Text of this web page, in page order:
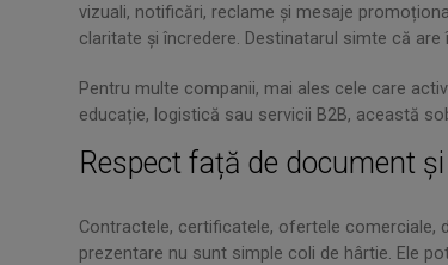
vizuali, notificări, reclame și mesaje
claritate și încredere. Destinatarul simte că
Pentru multe companii, mai ales cele care
educație, logistică sau servicii B2B, această
Respect față de document
Contractele, certificatele, ofertele comerciale,
prezentare nu sunt simple coli de hârtie. Ele